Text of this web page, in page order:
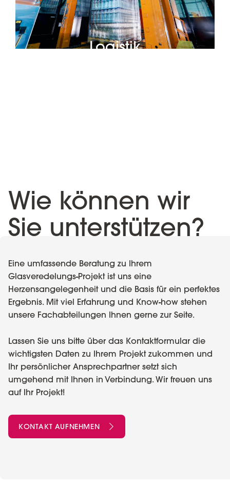
Logistik
Wie können wir
Sie unterstützen?
Eine umfassende Beratung zu Ihrem
Glasveredelungs-Projekt ist uns eine
Herzensangelegenheit und die Basis für ein perfektes
Ergebnis. Mit viel Erfahrung und Know-how stehen
unsere Fachabteilungen Ihnen gerne zur Seite.
Lassen Sie uns bitte über das Kontaktformular die
wichtigsten Daten zu Ihrem Projekt zukommen und
Ihr persönlicher Ansprechpartner setzt sich
umgehend mit Ihnen in Verbindung. Wir freuen uns
auf Ihr Projekt!
KONTAKT AUFNEHMEN